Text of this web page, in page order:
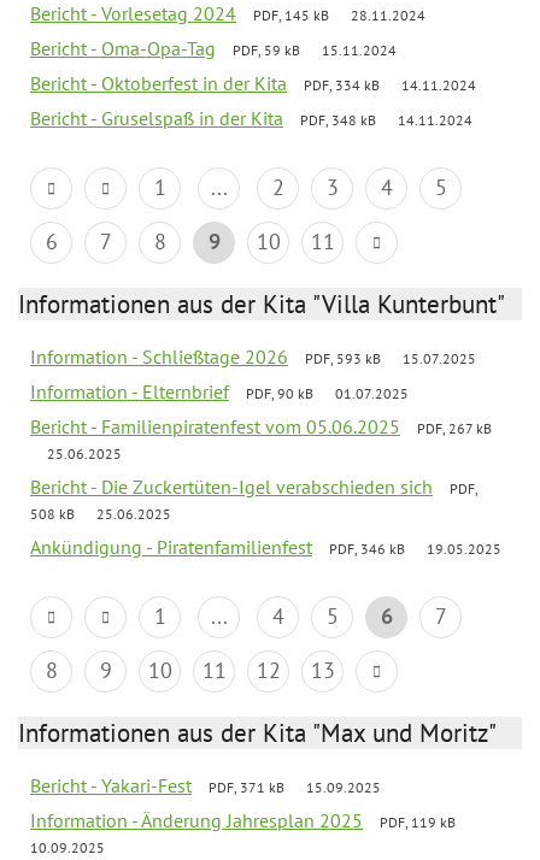
Bericht - Vorlesetag 2024 PDF, 145 kB 28.11.2024
Bericht - Oma-Opa-Tag PDF, 59 kB 15.11.2024
Bericht - Oktoberfest in der Kita PDF, 334 kB 14.11.2024
Bericht - Gruselspaß in der Kita PDF, 348 kB 14.11.2024
1 ... 2 3 4
5
6
7 8 9 10 11
Informationen aus der Kita "Villa Kunterbunt"
Information - Schließtage 2026 PDF, 593 kB 15.07.2025
Information - Elternbrief PDF, 90 kB 01.07.2025
Bericht - Familienpiratenfest vom 05.06.2025
PDF, 267 kB
25.06.2025
Bericht - Die Zuckertüten-Igel verabschieden sich
PDF,
508 kB
25.06.2025
Ankündigung - Piratenfamilienfest PDF, 346 kB 19.05.2025
1 ... 4 5 6
7
8
9 10 11 12 13
Informationen aus der Kita "Max und Moritz"
Bericht - Yakari-Fest PDF, 371 kB 15.09.2025
Information - Änderung Jahresplan 2025
PDF, 119 kB
10.09.2025